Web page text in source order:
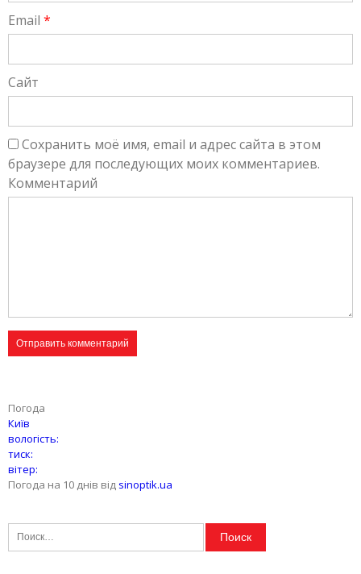
Email *
Сайт
Сохранить моё имя, email и адрес сайта в этом
браузере для последующих моих комментариев.
Комментарий
Погода
Київ
вологість:
тиск:
вітер:
Погода на 10 днів від sinoptik.ua
Найти: